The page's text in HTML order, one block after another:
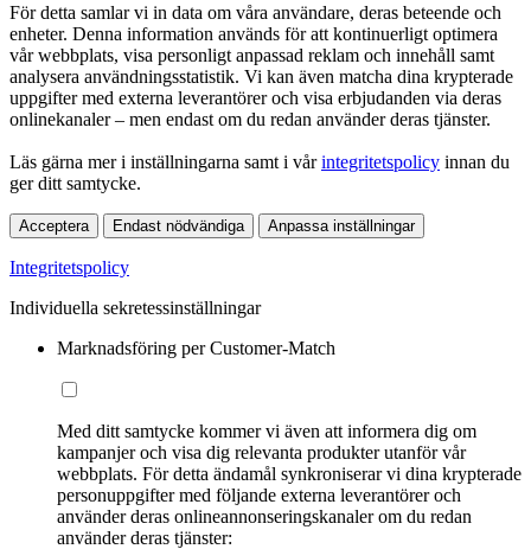
För detta samlar vi in data om våra användare, deras beteende och
enheter. Denna information används för att kontinuerligt optimera
vår webbplats, visa personligt anpassad reklam och innehåll samt
analysera användningsstatistik. Vi kan även matcha dina krypterade
uppgifter med externa leverantörer och visa erbjudanden via deras
onlinekanaler – men endast om du redan använder deras tjänster.
Läs gärna mer i inställningarna samt i vårintegritetspolicy innan du
ger ditt samtycke.
Acceptera Endast nödvändiga Anpassa inställningar
Integritetspolicy
Individuella sekretessinställningar
Marknadsföring per Customer-Match
Med ditt samtycke kommer vi även att informera dig om
kampanjer och visa dig relevanta produkter utanför vår
webbplats. För detta ändamål synkroniserar vi dina krypterade
personuppgifter med följande externa leverantörer och
använder deras onlineannonseringskanaler om du redan
använder deras tjänster: